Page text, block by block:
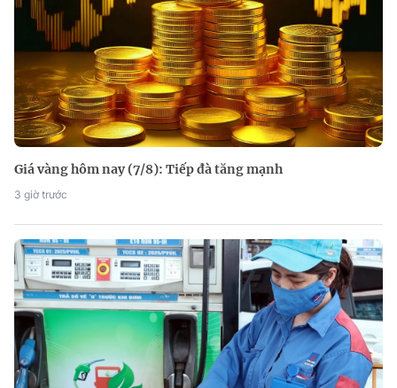
Giá vàng hôm nay (7/8): Tiếp đà tăng mạnh
3 giờ trước